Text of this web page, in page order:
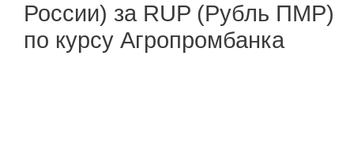
России) за RUP (Рубль ПМР)
по курсу Агропромбанка